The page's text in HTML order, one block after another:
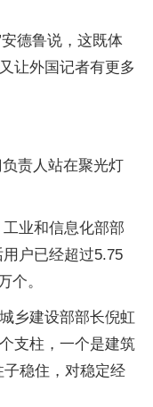
安德鲁说，这既体
让外国记者有更多
责人站在聚光灯
业和信息化部部
户已经超过5.75
个。
乡建设部部长倪虹
支柱，一个是建筑
子稳住，对稳定经